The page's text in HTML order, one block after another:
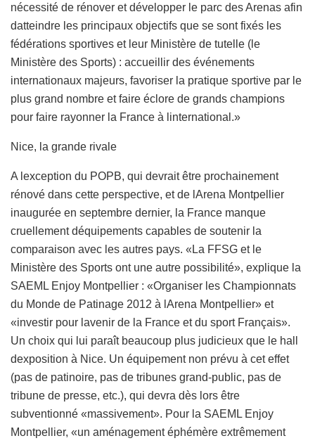
nécessité de rénover et développer le parc des Arenas afin
datteindre les principaux objectifs que se sont fixés les
fédérations sportives et leur Ministère de tutelle (le
Ministère des Sports) : accueillir des événements
internationaux majeurs, favoriser la pratique sportive par le
plus grand nombre et faire éclore de grands champions
pour faire rayonner la France à linternational.»
Nice, la grande rivale
A lexception du POPB, qui devrait être prochainement
rénové dans cette perspective, et de lArena Montpellier
inaugurée en septembre dernier, la France manque
cruellement déquipements capables de soutenir la
comparaison avec les autres pays. «La FFSG et le
Ministère des Sports ont une autre possibilité», explique la
SAEML Enjoy Montpellier : «Organiser les Championnats
du Monde de Patinage 2012 à lArena Montpellier» et
«investir pour lavenir de la France et du sport Français».
Un choix qui lui paraît beaucoup plus judicieux que le hall
dexposition à Nice. Un équipement non prévu à cet effet
(pas de patinoire, pas de tribunes grand-public, pas de
tribune de presse, etc.), qui devra dès lors être
subventionné «massivement». Pour la SAEML Enjoy
Montpellier, «un aménagement éphémère extrêmement